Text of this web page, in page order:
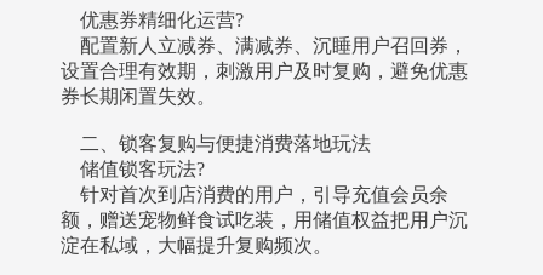
优惠券精细化运营?
配置新人立减券、满减券、沉睡用户召回券，
设置合理有效期，刺激用户及时复购，避免优惠
券长期闲置失效。
二、锁客复购与便捷消费落地玩法
储值锁客玩法?
针对首次到店消费的用户，引导充值会员余
额，赠送宠物鲜食试吃装，用储值权益把用户沉
淀在私域，大幅提升复购频次。